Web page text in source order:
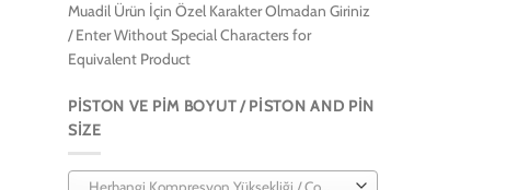
Muadil Ürün İçin Özel Karakter Olmadan Giriniz
/ Enter Without Special Characters for
Equivalent Product
PISTON VE PIM BOYUT / PISTON AND PIN
SIZE